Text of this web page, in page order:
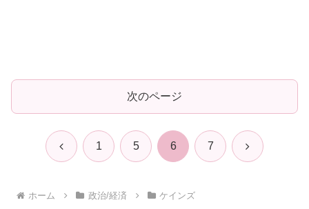
次のページ
前 1 5 6 7 次
ホーム 政治/経済 ケインズ